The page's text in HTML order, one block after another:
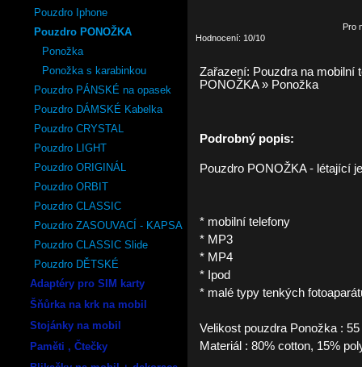
Pouzdro Iphone
Pouzdro PONOŽKA
Ponožka
Ponožka s karabinkou
Pouzdro PÁNSKÉ na opasek
Pouzdro DÁMSKÉ Kabelka
Pouzdro CRYSTAL
Pouzdro LIGHT
Pouzdro ORIGINÁL
Pouzdro ORBIT
Pouzdro CLASSIC
Pouzdro ZASOUVACÍ - KAPSA
Pouzdro CLASSIC Slide
Pouzdro DĚTSKÉ
Adaptéry pro SIM karty
Šňůrka na krk na mobil
Stojánky na mobil
Paměti , Čtečky
Hodnocení: 10/10
Pro
Zařazení: Pouzdra na mobilní
PONOŽKA» Ponožka
Podrobný popis:
Pouzdro PONOŽKA - létající
* mobilní telefony
* MP3
* MP4
* Ipod
* malé typy tenkých
Velikost pouzdra Ponožka :
Materiál : 80% cotton, 15%